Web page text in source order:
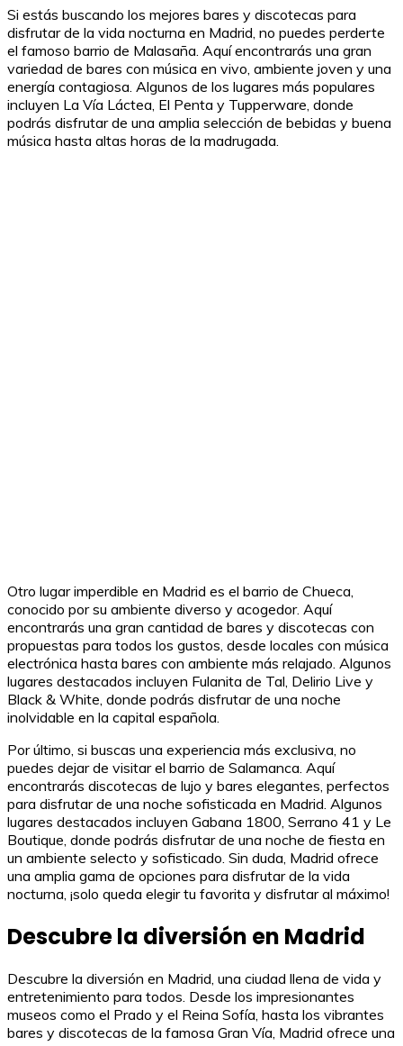
Si estás buscando los mejores bares y discotecas para
disfrutar de la vida nocturna en Madrid, no puedes perderte
el famoso barrio de Malasaña. Aquí encontrarás una gran
variedad de bares con música en vivo, ambiente joven y una
energía contagiosa. Algunos de los lugares más populares
incluyen La Vía Láctea, El Penta y Tupperware, donde
podrás disfrutar de una amplia selección de bebidas y buena
música hasta altas horas de la madrugada.
Otro lugar imperdible en Madrid es el barrio de Chueca,
conocido por su ambiente diverso y acogedor. Aquí
encontrarás una gran cantidad de bares y discotecas con
propuestas para todos los gustos, desde locales con música
electrónica hasta bares con ambiente más relajado. Algunos
lugares destacados incluyen Fulanita de Tal, Delirio Live y
Black & White, donde podrás disfrutar de una noche
inolvidable en la capital española.
Por último, si buscas una experiencia más exclusiva, no
puedes dejar de visitar el barrio de Salamanca. Aquí
encontrarás discotecas de lujo y bares elegantes, perfectos
para disfrutar de una noche sofisticada en Madrid. Algunos
lugares destacados incluyen Gabana 1800, Serrano 41 y Le
Boutique, donde podrás disfrutar de una noche de fiesta en
un ambiente selecto y sofisticado. Sin duda, Madrid ofrece
una amplia gama de opciones para disfrutar de la vida
nocturna, ¡solo queda elegir tu favorita y disfrutar al máximo!
Descubre la diversión en Madrid
Descubre la diversión en Madrid, una ciudad llena de vida y
entretenimiento para todos. Desde los impresionantes
museos como el Prado y el Reina Sofía, hasta los vibrantes
bares y discotecas de la famosa Gran Vía, Madrid ofrece una